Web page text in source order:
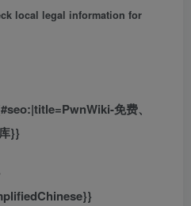
local legal information for
免费、
}}